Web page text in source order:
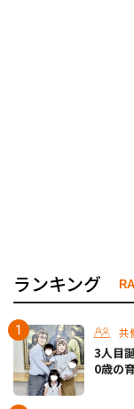
ランキング
共
3人目
0歳の